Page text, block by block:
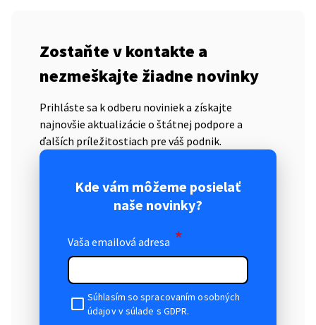
Zostaňte v kontakte a
nezmeškajte žiadne novinky
Prihláste sa k odberu noviniek a získajte
najnovšie aktualizácie o štátnej podpore a
ďalších príležitostiach pre váš podnik.
Kde vám môžeme posielať
naše novinky?
Vaša emailová adresa *
Súhlasím so spracovaním osobných
údajov v súlade s GDPR.